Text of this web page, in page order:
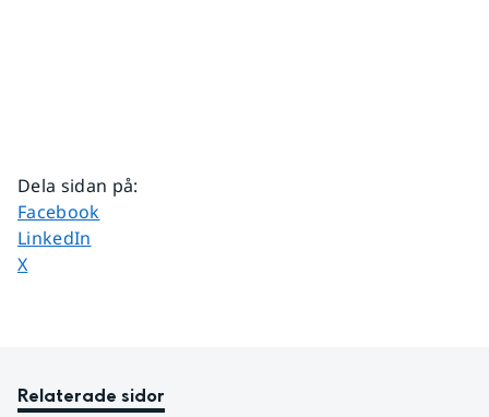
Dela sidan på:
Dela sidan på
Facebook
Dela sidan på
LinkedIn
Dela sidan på
X
Relaterade sidor